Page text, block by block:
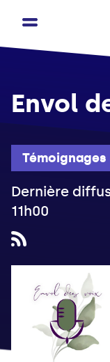
Témoignages
Envol
Dernière
11h00